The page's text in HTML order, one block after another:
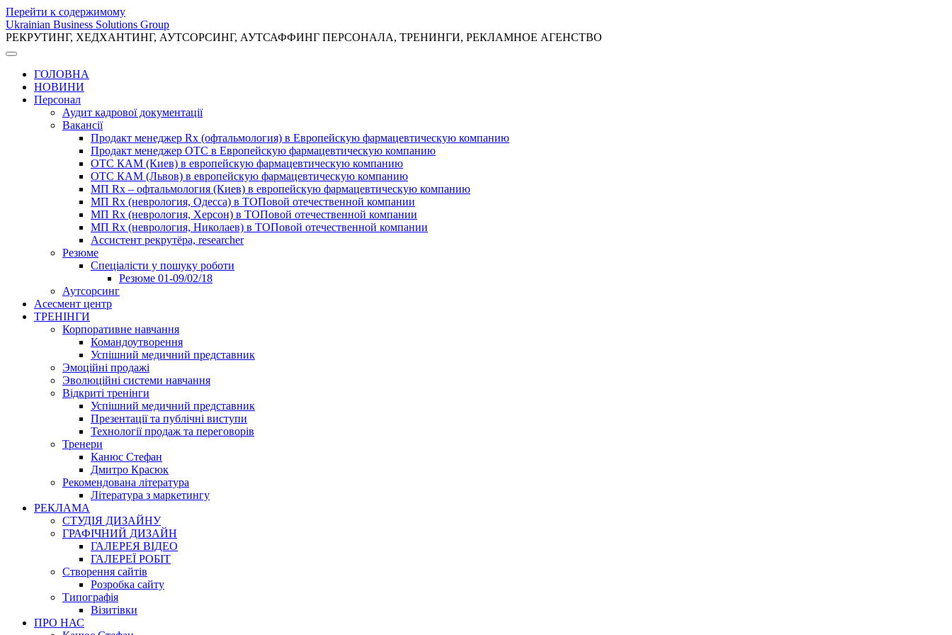
Перейти к содержимому
Ukrainian Business Solutions Group
РЕКРУТИНГ, ХЕДХАНТИНГ, АУТСОРСИНГ, АУТСАФФИНГ ПЕРСОНАЛА, ТРЕНИНГИ, РЕКЛАМНОЕ АГЕНСТВО
ГОЛОВНА
НОВИНИ
Персонал
Аудит кадрової документації
Вакансії
Продакт менеджер Rx (офтальмология) в Европейскую фармацевтическую компанию
Продакт менеджер ОТС в Европейскую фармацевтическую компанию
ОТС КАМ (Киев) в европейскую фармацевтическую компанию
ОТС КАМ (Львов) в европейскую фармацевтическую компанию
МП Rx – офтальмология (Киев) в европейскую фармацевтическую компанию
МП Rx (неврология, Одесса) в ТОПовой отечественной компании
МП Rx (неврология, Херсон) в ТОПовой отечественной компании
МП Rx (неврология, Николаев) в ТОПовой отечественной компании
Ассистент рекрутёра, researcher
Резюме
Cпеціалісти у пошуку роботи
Резюме 01-09/02/18
Аутсорсинг
Асесмент центр
ТРЕНІНГИ
Корпоративне навчання
Командоутворення
Успішний медичний представник
Эмоційні продажі
Эволюційні системи навчання
Відкриті тренінги
Успішний медичний представник
Презентації та публічні виступи
Технології продаж та переговорів
Тренери
Канюс Стефан
Дмитро Красюк
Рекомендована література
Література з маркетингу
РЕКЛАМА
СТУДІЯ ДИЗАЙНУ
ГРАФІЧНИЙ ДИЗАЙН
ГАЛЕРЕЯ ВІДЕО
ГАЛЕРЕЇ РОБІТ
Створення сайтів
Розробка сайту
Типографія
Візитівки
ПРО НАС